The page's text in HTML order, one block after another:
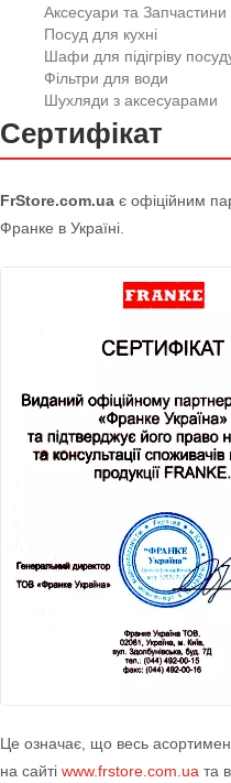
Аксесуари та Запчастини
Посуд для кухні
Шафи для підігріву
Фільтри для води
Шухляди з аксесуарами
Сертифікат
FrStore.com.ua є офіційним
Франке в Україні.
Це означає, що весь
на сайті www.frstore.com.ua та